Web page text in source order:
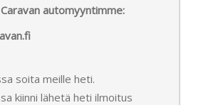
automyyntimme:
soita meille heti.
kiinni lähetä heti ilmoitus